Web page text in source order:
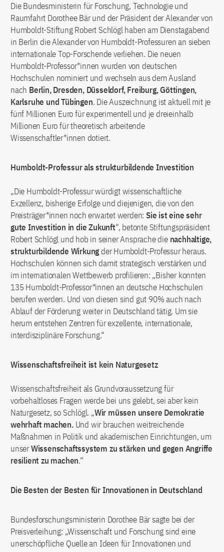
Die Bundesministerin für Forschung, Technologie und
Raumfahrt Dorothee Bär und der Präsident der Alexander von
Humboldt-Stiftung Robert Schlögl haben am Dienstagabend
in Berlin die Alexander von Humboldt-Professuren an sieben
internationale Top-Forschende verliehen. Die neuen
Humboldt-Professor*innen wurden von deutschen
Hochschulen nominiert und wechseln aus dem Ausland
nach Berlin, Dresden, Düsseldorf, Freiburg, Göttingen,
Karlsruhe und Tübingen. Die Auszeichnung ist aktuell mit je
fünf Millionen Euro für experimentell und je dreieinhalb
Millionen Euro für theoretisch arbeitende
Wissenschaftler*innen dotiert.
Humboldt-Professur als strukturbildende Investition
„Die Humboldt-Professur würdigt wissenschaftliche
Exzellenz, bisherige Erfolge und diejenigen, die von den
Preisträger*innen noch erwartet werden: Sie ist eine sehr
gute Investition in die Zukunft“, betonte Stiftungspräsident
Robert Schlögl und hob in seiner Ansprache die nachhaltige,
strukturbildende Wirkungder Humboldt-Professur heraus.
Hochschulen können sich damit strategisch verstärken und
im internationalen Wettbewerb profilieren: „Bisher konnten
135 Humboldt-Professor*innen an deutsche Hochschulen
berufen werden. Und von diesen sind gut 90% auch nach
Ablauf der Förderung weiter in Deutschland tätig. Um sie
herum entstehen Zentren für exzellente, internationale,
interdisziplinäre Forschung.“
Wissenschaftsfreiheit ist kein Naturgesetz
Wissenschaftsfreiheit als Grundvoraussetzung für
vorbehaltloses Fragen werde bei uns gelebt, sei aber kein
Naturgesetz, so Schlögl. „Wir müssen unsere Demokratie
wehrhaft machen.Und wir brauchen weitreichende
Maßnahmen in Politik und akademischen Einrichtungen, um
unserWissenschaftssystem zu stärken und gegen Angriffe
resilient zu machen.“
Die Besten der Besten für Innovationen in Deutschland
Bundesforschungsministerin Dorothee Bär sagte bei der
Preisverleihung: „Wissenschaft und Forschung sind eine
unerschöpfliche Quelle an Ideen für Innovationen und